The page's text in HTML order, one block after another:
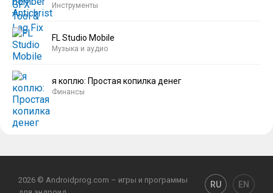
Инструменты
FL Studio Mobile
Музыка и аудио
я коплю: Простая копилка денег
Финансы
2026 © Androidprog.com – игры и программы
RU EN